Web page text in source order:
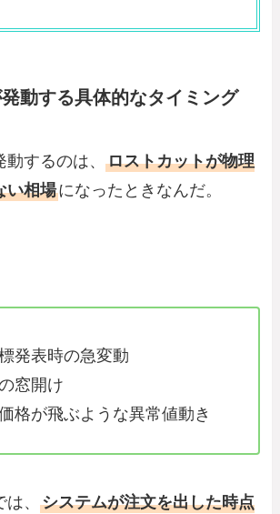
動する具体的なタイミング
動するのは、ロストカットが物理
い相場になったときなんだ。
発表時の急変動
窓開け
格が飛ぶような異常値動き
は、システムが注文を出した時点